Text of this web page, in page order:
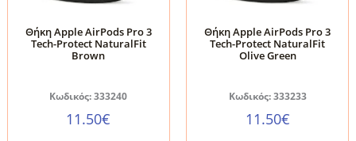
Θήκη Apple AirPods Pro 3
Tech-Protect NaturalFit
Brown
Κωδικός: 333240
11.50€
Θήκη Apple AirPods Pro 3
Tech-Protect NaturalFit
Olive Green
Κωδικός: 333233
11.50€